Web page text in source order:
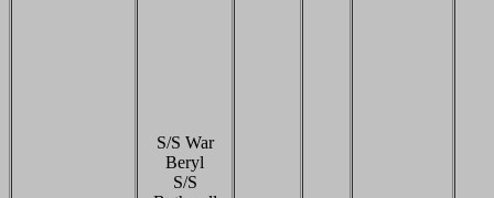
S/S War
Beryl
S/S